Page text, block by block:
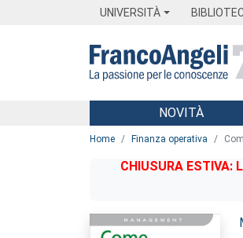
UNIVERSITÀ
Menu
NOVITÀ
Home Finanza operativa
CHIUSURA ESTIVA: